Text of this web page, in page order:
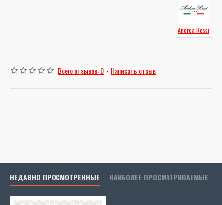
Andrea Rossi
Всего отзывов: 0 - Написать отзыв
НЕДАВНО ПРОСМОТРЕННЫЕ НАИБОЛЕЕ ПРОСМАТРИВАЕМЫЕ